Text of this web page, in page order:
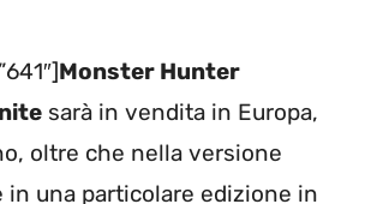
Monster Hunter
sarà in vendita in Europa,
oltre che nella versione
in una particolare edizione in